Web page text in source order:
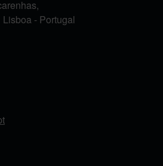
Lisboa - Portugal